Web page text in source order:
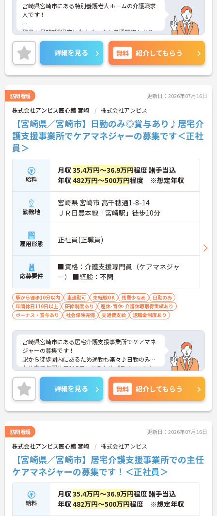
宮崎県宮崎市にある特別養護老人ホームの介護職求
人です！
残業も月5時間程度と少なく、また各種研修もあり
スキルアップも目指せる環境です◎
ご興味ある方には、面接対策ポイントなど、詳細を
お話しいたしますのでお気軽にご相談ください。
詳細を見る 無料 紹介してもらう
訪問看護 更新日：2026年07月16日
株式会社アンビス医心館 宮崎 株式会社アンビス
【宮崎県／宮崎市】日勤のみ◎賞与あり♪居宅介
護支援事業所でケアマネジャーの募集です＜正社
員＞
給料
月収35.4万円～36.9万円程度 諸手当込
年収482万円～500万円程度 ※想定年収
勤務地
宮崎県 宮崎市 高千穂通1-8-14
ＪＲ日豊本線「宮崎駅」徒歩10分
雇用形態 正社員(正職員)
応募要件
■資格：介護支援専門員（ケアマネジャ
ー） ■経験：不問
駅から徒歩10分以内 車通勤可 未経験OK 残業少なめ
日勤のみ
年間休日110日以上
研修制度あり
産休･育休･介護休暇取得実績あり
ボーナス・賞与あり
社会保険完備 交通費支給 退職金制度あり
宮崎県宮崎市にある居宅介護支援事業所でケアマネ
ジャーの募集です！
駅から徒歩圏内にあるため通勤も楽々♪日勤のみの
お仕事で年間休日115日もあるためプライベートと
の両立を目指す方におすすめの環境です◎しっかり
としたフォロー体制で、経験に関わらず安心してス
タートできます。現場経験のない方でもチャレンジ
できる職場ですよ◎
こちらの求人にご興味がございましたら面接のポイ
ます。
詳細を見る 無料 紹介してもらう
訪問看護 更新日：2026年07月16日
株式会社アンビス医心館 宮崎 株式会社アンビス
【宮崎県／宮崎市】居宅介護支援事業所での主任
ケアマネジャーの募集です！＜正社員＞
給料
月収35.4万円～36.9万円程度 諸手当込
年収482万円～500万円程度 ※想定年収